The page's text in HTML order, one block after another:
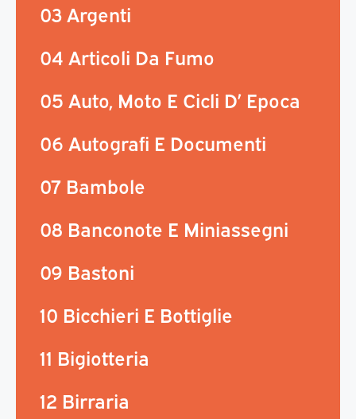
03 Argenti
04 Articoli Da Fumo
05 Auto, Moto E Cicli D’ Epoca
06 Autografi E Documenti
07 Bambole
08 Banconote E Miniassegni
09 Bastoni
10 Bicchieri E Bottiglie
11 Bigiotteria
12 Birraria